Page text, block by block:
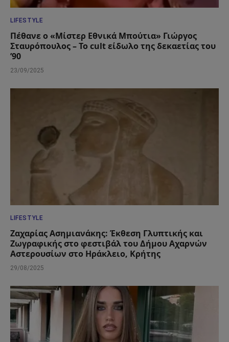
LIFESTYLE
Πέθανε ο «Μίστερ Εθνικά Μπούτια» Γιώργος
Σταυρόπουλος – Το cult είδωλο της δεκαετίας του
’90
23/09/2025
LIFESTYLE
Ζαχαρίας Ασημιανάκης: Έκθεση Γλυπτικής και
Ζωγραφικής στο φεστιβάλ του Δήμου Αχαρνών
Αστερουσίων στο Ηράκλειο, Κρήτης
29/08/2025